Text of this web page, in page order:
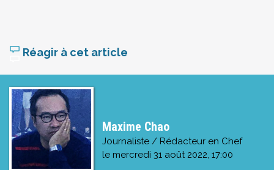
Réagir à cet article
Maxime Chao
Journaliste / Rédacteur en Chef
le mercredi 31 août 2022, 17:00